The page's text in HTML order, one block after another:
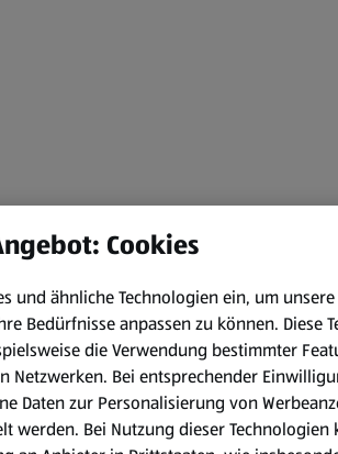
Cookies
und ähnliche Technologien ein, um
Bedürfnisse anpassen zu können. Diese
die Verwendung bestimmter
Netzwerken. Bei entsprechender
Daten zur Personalisierung von
werden. Bei Nutzung dieser Technologien